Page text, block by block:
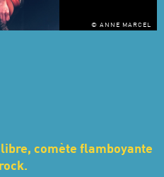
© ANNE MARCEL
comète flamboyante